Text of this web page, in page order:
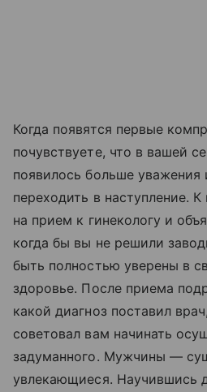
Когда появятся первые
почувствуете, что в вашей
появилось больше
переходить в наступление.
на прием к гинекологу и
когда бы вы не решили
быть полностью уверены в
здоровье. После приема
какой диагноз поставил
советовал вам начинать
задуманного. Мужчины —
увлекающиеся. Научившись